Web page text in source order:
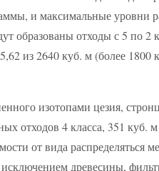
и максимальные уровни
образованы отходы с 5 по 2
из 2640 куб. м (более 1800
изотопами цезия,
отходов 4 класса, 351 куб.
от вида распределяться
древесины,